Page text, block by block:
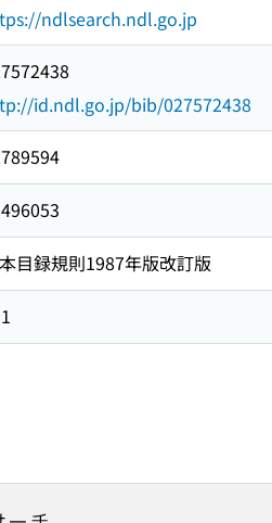
ndlsearch.ndl.go.jp
id.ndl.go.jp/bib/027572438
目録規則1987年版改訂版